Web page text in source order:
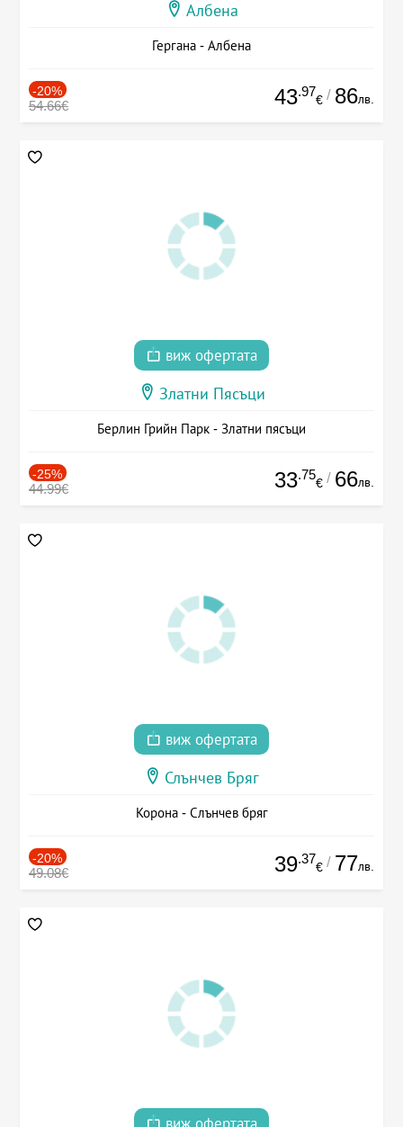
Албена
Гергана - Албена
-20%
54.66€ 43.97
€ / 86лв.
виж офертата
Златни Пясъци
Берлин Грийн Парк - Златни пясъци
-25%
44.99€ 33.75
€ / 66лв.
виж офертата
Слънчев Бряг
Корона - Слънчев бряг
-20%
49.08€ 39.37
€ / 77лв.
виж офертата